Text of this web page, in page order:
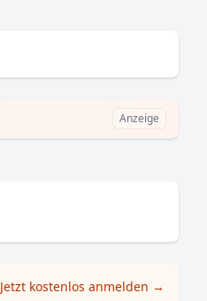
Anzeige
Jetzt kostenlos anmelden →